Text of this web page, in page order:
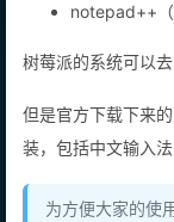
notepad++（
树莓派的系统可以
但是官方下载下来
装，包括中文输入
为方便大家的使